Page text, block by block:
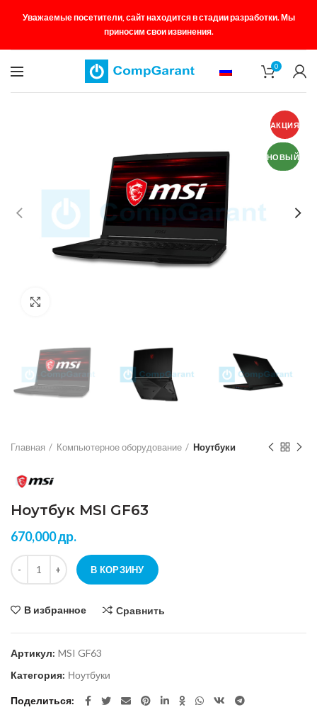
Уважаемые посетители, сайт находится в стадии разработки. Мы
приносим свои извинения.
0
АКЦИЯ
НОВЫЙ
Главная Компьютерное оборудование Ноутбуки
Ноутбук MSI GF63
670,000др.
Количество Ноутбук MSI GF63
В КОРЗИНУ
В избранное Сравнить
Артикул: MSI GF63
Категория: Ноутбуки
Поделиться